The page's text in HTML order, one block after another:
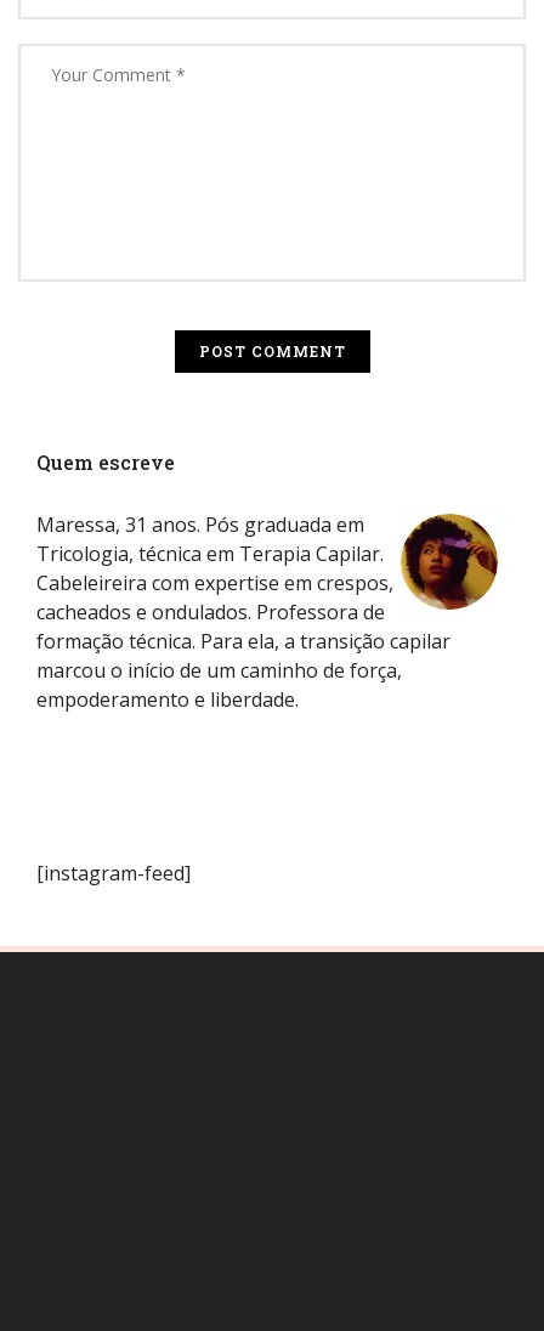
Quem escreve
Maressa, 31 anos. Pós graduada em
Tricologia, técnica em Terapia Capilar.
Cabeleireira com expertise em crespos,
cacheados e ondulados. Professora de
formação técnica. Para ela, a transição capilar
marcou o início de um caminho de força,
empoderamento e liberdade.
[instagram-feed]